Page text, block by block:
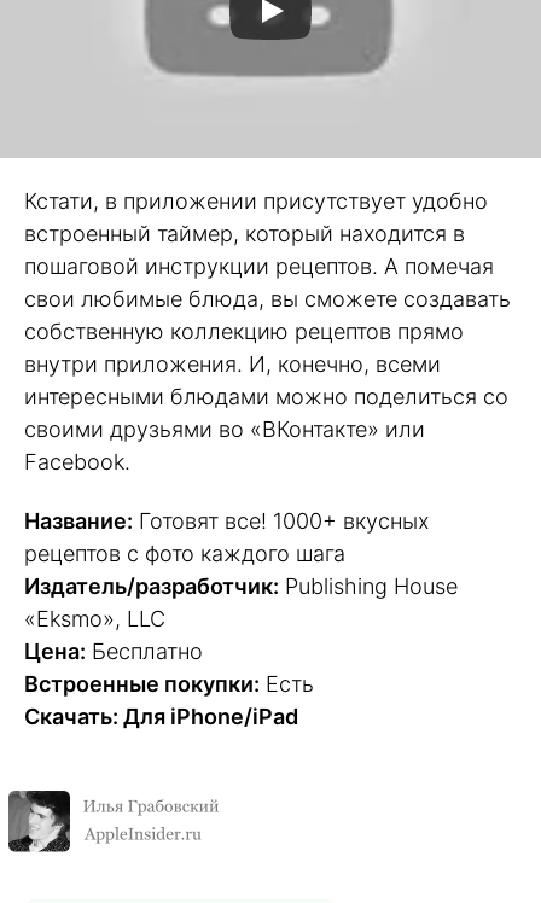
Кстати, в приложении присутствует удобно
встроенный таймер, который находится в
пошаговой инструкции рецептов. А помечая
свои любимые блюда, вы сможете создавать
собственную коллекцию рецептов прямо
внутри приложения. И, конечно, всеми
интересными блюдами можно поделиться со
своими друзьями во «ВКонтакте» или
Facebook.
Название: Готовят все! 1000+ вкусных
рецептов с фото каждого шага
Издатель/разработчик: Publishing House
«Eksmo», LLC
Цена: Бесплатно
Встроенные покупки: Есть
Скачать: Для iPhone/iPad